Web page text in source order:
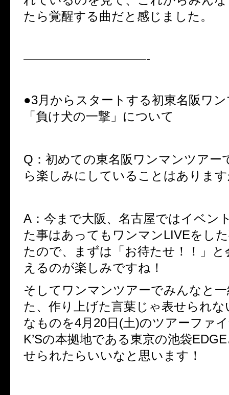
たら覚醒する曲だと感じました。
——————————-
●3月からスタートする初東名阪ワ
「負け犬の一撃」について
Q：初めての東名阪ワンマンツアー
ら楽しみにしていることはありま
A：今まで大阪、名古屋ではイベン
た事はあってもワンマンLIVEをし
たので、まずは「お待たせ！！」と
えるのが楽しみですね！
そしてワンマンツアーでみんなと
た、作り上げた言葉じゃ表せられ
なものを4月 20日 (土)のツアーファ
K’Sの本拠地である東京の池袋EDGE
せられたらいいなと思います！